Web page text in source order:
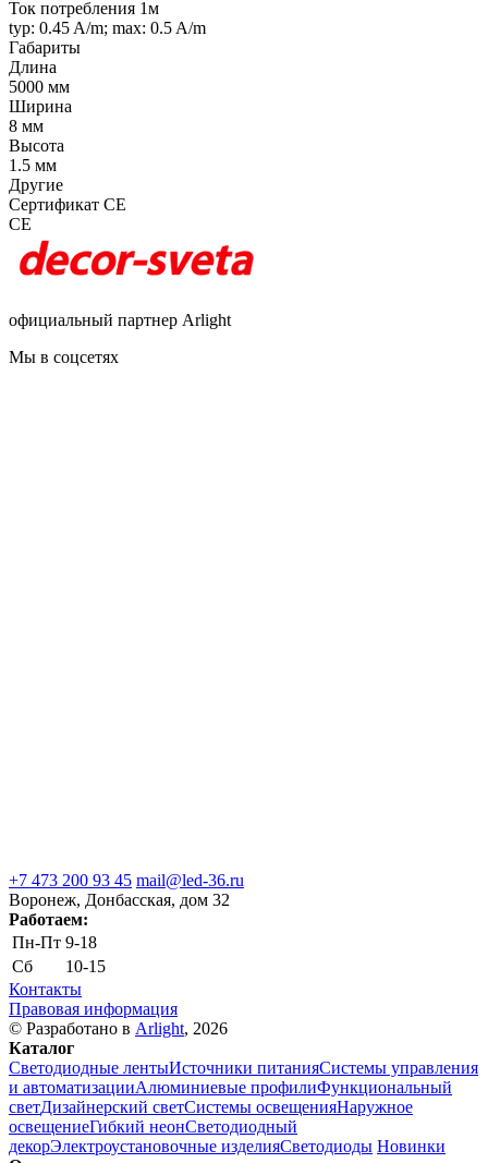
Ток потребления 1м
typ: 0.45 A/m; max: 0.5 A/m
Габариты
Длина
5000 мм
Ширина
8 мм
Высота
1.5 мм
Другие
Сертификат CE
CE
официальный партнер Arlight
Мы в соцсетях
+7 473 200 93 45 mail@led-36.ru
Воронеж, Донбасская, дом 32
Работаем:
Пн-Пт 9-18
Сб
10-15
Контакты
Правовая информация
© Разработано в Arlight, 2026
Каталог
Светодиодные лентыИсточники питанияСистемы управления
и автоматизацииАлюминиевые профилиФункциональный
светДизайнерский светСистемы освещенияНаружное
освещениеГибкий неонСветодиодный
декорЭлектроустановочные изделияСветодиоды Новинки